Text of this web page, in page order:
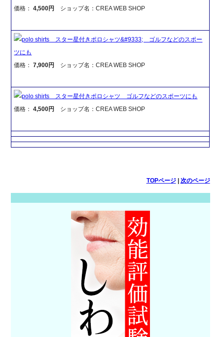
価格：4,500円 ショップ名：CREA WEB SHOP
polo shirts スター星付きポロシャツ&#9333; ゴルフなどのスポー
ツにも
価格：7,900円 ショップ名：CREA WEB SHOP
polo shirts スター星付きポロシャツ ゴルフなどのスポーツにも
価格：4,500円 ショップ名：CREA WEB SHOP
TOPページ| 次のページ